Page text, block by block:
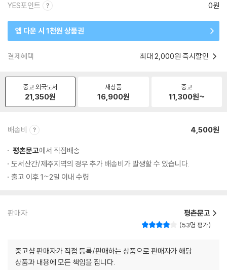
YES포인트 0원
앱 다운 시 1천원 상품권
결제혜택 최대 2,000원 즉시할인
중고 외국도서
21,350원
새상품
16,900원
중고
11,300원~
배송비 4,500원
평촌문고에서 직접배송
도서산간/제주지역의 경우 추가 배송비가 발생할 수 있습니다.
출고 이후 1~2일 이내 수령
판매자 평촌문고
53명 평가
중고샵 판매자가 직접 등록/판매하는 상품으로 판매자가 해당
상품과 내용에 모든 책임을 집니다.